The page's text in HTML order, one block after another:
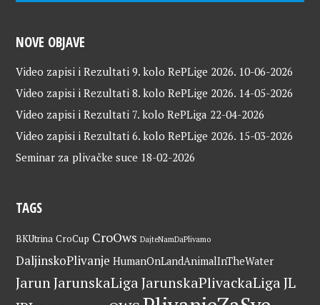
NOVE OBJAVE
Video zapisi i Rezultati 9. kolo RePLige 2026. 10-06-2026
Video zapisi i Rezultati 8. kolo RePLige 2026. 14-05-2026
Video zapisi i Rezultati 7. kolo RePLiga 22-04-2026
Video zapisi i Rezultati 6. kolo RePLige 2026. 15-03-2026
Seminar za plivačke suce 18-02-2026
TAGS
BKUtrina CroCup CroOws DajteNamDaPlivamo
DaljinskoPlivanje HumanOnLandAnimalInTheWater
JarunJarunskaLiga JarunskaPlivackaLiga JL